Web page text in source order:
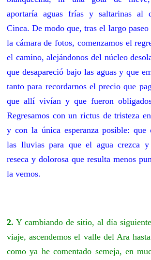
aportaría aguas frías y saltarinas al
Cinca. De modo que, tras el largo
la cámara de fotos, comenzamos el
el camino, alejándonos del núcleo
que desapareció bajo las aguas y que
tanto para recordarnos el precio que
que allí vivían y que fueron
Regresamos con un rictus de tristeza
y con la única esperanza posible: que
las lluvias para que el agua crezca y
reseca y dolorosa que resulta menos
la vemos.
2. Y cambiando de sitio, al día
viaje, ascendemos el valle del Ara
como ya he comentado semeja, en